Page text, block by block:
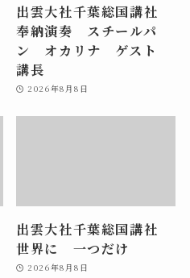
出雲大社千葉総国講社
奉納演奏 スチールパ
ン オカリナ ゲスト
講長
2026年8月8日
出雲大社千葉総国講社
世界に 一つだけ
2026年8月8日